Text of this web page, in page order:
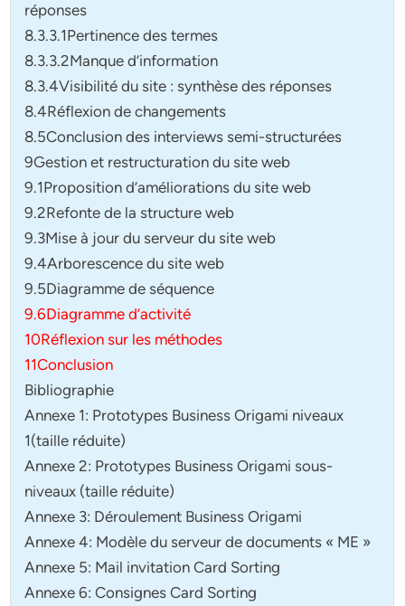
réponses
8.3.3.1Pertinence des termes
8.3.3.2Manque d’information
8.3.4Visibilité du site : synthèse des réponses
8.4Réflexion de changements
8.5Conclusion des interviews semi-structurées
9Gestion et restructuration du site web
9.1Proposition d’améliorations du site web
9.2Refonte de la structure web
9.3Mise à jour du serveur du site web
9.4Arborescence du site web
9.5Diagramme de séquence
9.6Diagramme d’activité
10Réflexion sur les méthodes
11Conclusion
Bibliographie
Annexe 1: Prototypes Business Origami niveaux
1(taille réduite)
Annexe 2: Prototypes Business Origami sous-
niveaux (taille réduite)
Annexe 3: Déroulement Business Origami
Annexe 4: Modèle du serveur de documents « ME »
Annexe 5: Mail invitation Card Sorting
Annexe 6: Consignes Card Sorting